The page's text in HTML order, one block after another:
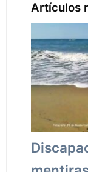
Artículos